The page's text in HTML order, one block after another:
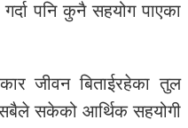
पनि कुनै सहयोग पाएका
जीवन बिताईरहेका तुल
सबैले सकेको आर्थिक सहयोगी